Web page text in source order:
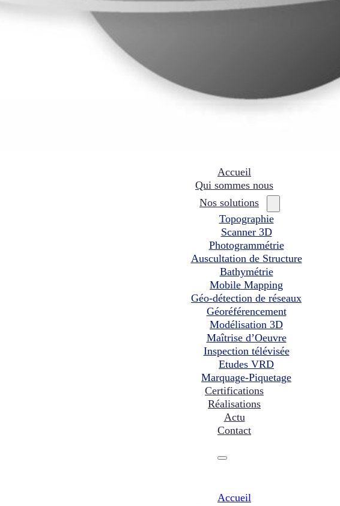
Accueil
Qui sommes nous
Nos solutions
Topographie
Scanner 3D
Photogrammétrie
Auscultation de Structure
Bathymétrie
Mobile Mapping
Géo-détection de réseaux
Géoréférencement
Modélisation 3D
Maîtrise d’Oeuvre
Inspection télévisée
Etudes VRD
Marquage-Piquetage
Certifications
Réalisations
Actu
Contact
Accueil